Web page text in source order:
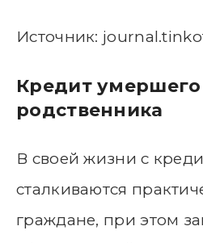
Источник:
Кредит умершего
родственника
В своей жизни с
сталкиваются
граждане, при этом